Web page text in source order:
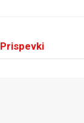
Prispevki